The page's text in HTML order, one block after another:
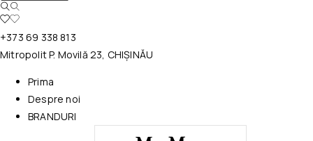
+373 69 338 813
Mitropolit P. Movilă 23, CHIȘINĂU
Prima
Despre noi
BRANDURI